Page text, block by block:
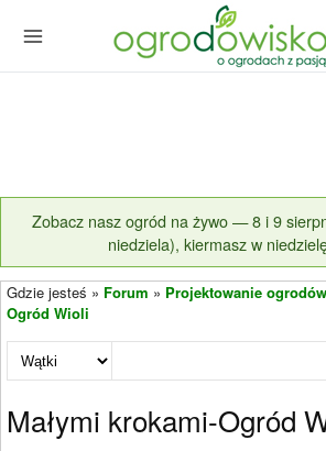
Zobacz nasz ogród na żywo — 8 i 9
niedziela), kiermasz w
Gdzie jesteś » Forum » Projektowanie ogrodów
Ogród Wioli
Małymi krokami-Ogród